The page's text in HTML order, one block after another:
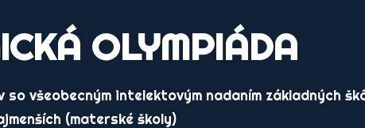
OLYMPIÁDA
so všeobecným intelektovým nadaním základných
(materské školy)